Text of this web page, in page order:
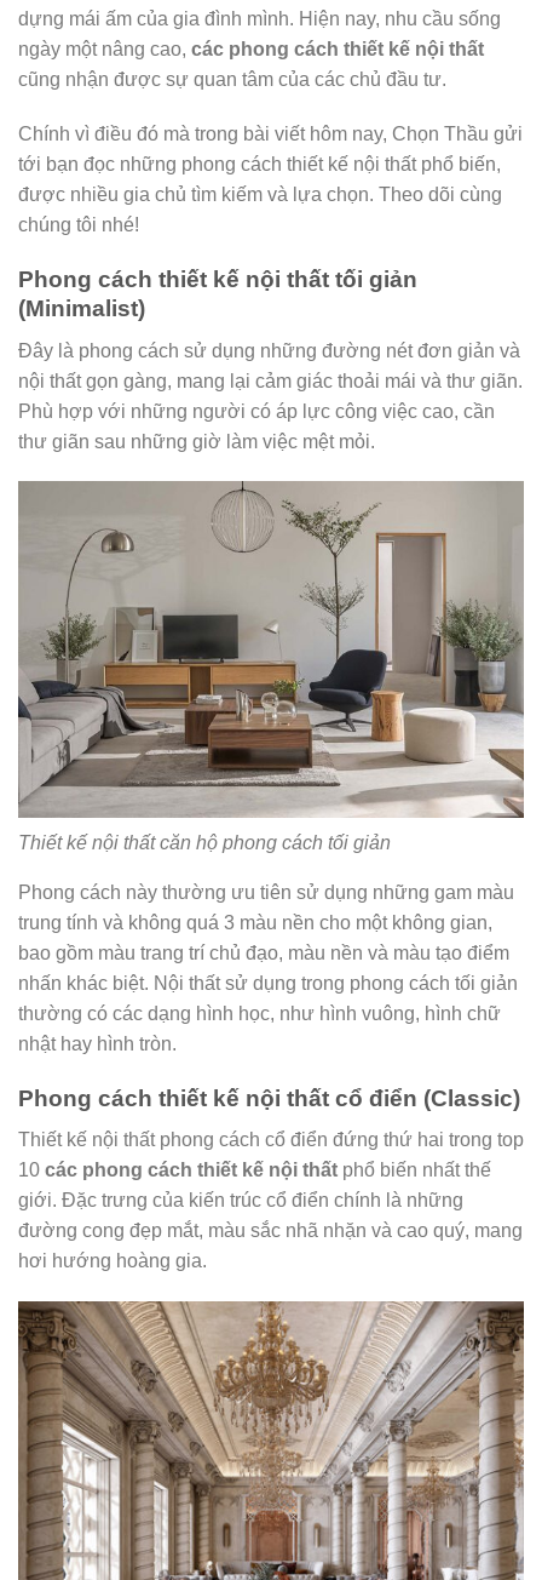
dựng mái ấm của gia đình mình. Hiện nay, nhu cầu sống
ngày một nâng cao, các phong cách thiết kế nội thất
cũng nhận được sự quan tâm của các chủ đầu tư.
Chính vì điều đó mà trong bài viết hôm nay, Chọn Thầu gửi
tới bạn đọc những phong cách thiết kế nội thất phổ biến,
được nhiều gia chủ tìm kiếm và lựa chọn. Theo dõi cùng
chúng tôi nhé!
Phong cách thiết kế nội thất tối giản
(Minimalist)
Đây là phong cách sử dụng những đường nét đơn giản và
nội thất gọn gàng, mang lại cảm giác thoải mái và thư giãn.
Phù hợp với những người có áp lực công việc cao, cần
thư giãn sau những giờ làm việc mệt mỏi.
Thiết kế nội thất căn hộ phong cách tối giản
Phong cách này thường ưu tiên sử dụng những gam màu
trung tính và không quá 3 màu nền cho một không gian,
bao gồm màu trang trí chủ đạo, màu nền và màu tạo điểm
nhấn khác biệt. Nội thất sử dụng trong phong cách tối giản
thường có các dạng hình học, như hình vuông, hình chữ
nhật hay hình tròn.
Phong cách thiết kế nội thất cổ điển (Classic)
Thiết kế nội thất phong cách cổ điển đứng thứ hai trong top
10 các phong cách thiết kế nội thất phổ biến nhất thế
giới. Đặc trưng của kiến trúc cổ điển chính là những
đường cong đẹp mắt, màu sắc nhã nhặn và cao quý, mang
hơi hướng hoàng gia.